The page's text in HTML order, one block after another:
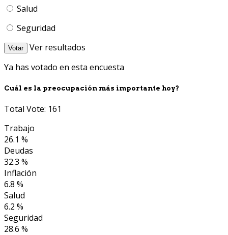
Salud
Seguridad
Votar
Ver resultados
Ya has votado en esta encuesta
Cuál es la preocupación más importante hoy?
Total Vote: 161
Trabajo
26.1 %
Deudas
32.3 %
Inflación
6.8 %
Salud
6.2 %
Seguridad
28.6 %